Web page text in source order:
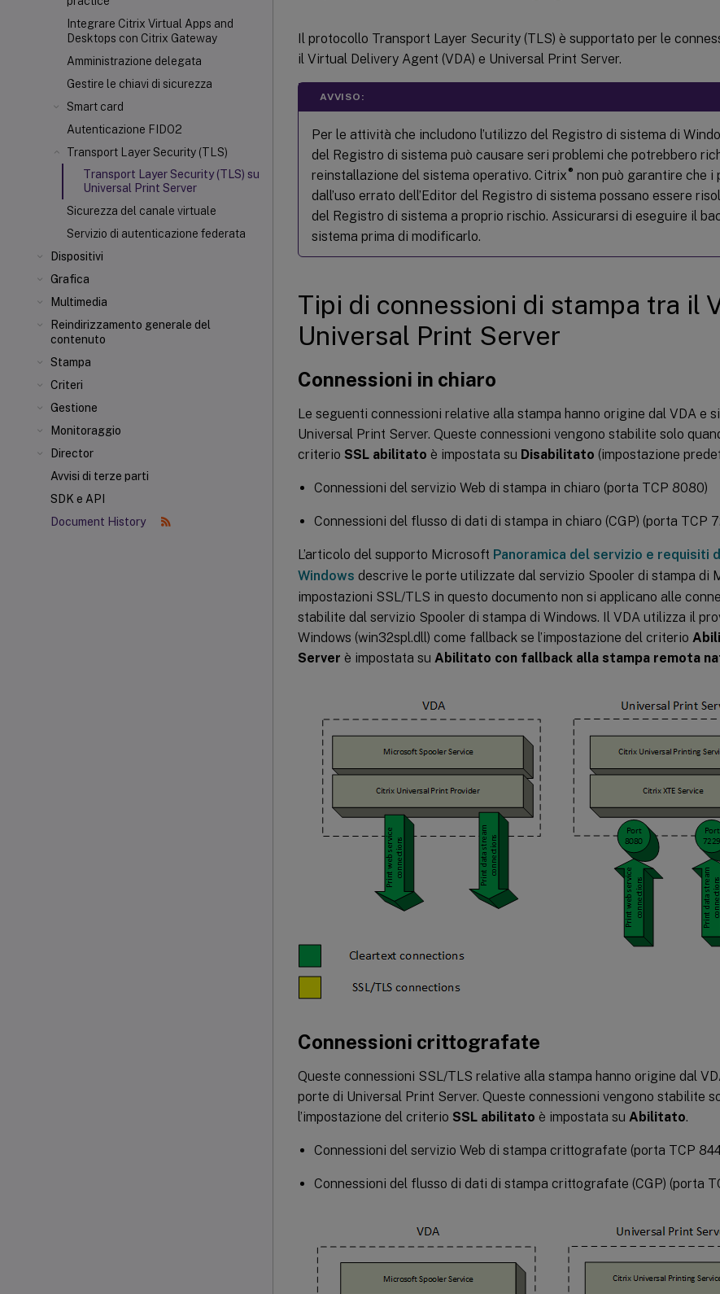
Integrare Citrix Virtual Apps and
Desktops con Citrix Gateway
Amministrazione delegata
Gestire le chiavi di sicurezza
Smart card
Autenticazione FIDO2
Transport Layer Security (TLS)
Transport Layer Security (TLS) su
Universal Print Server
Sicurezza del canale virtuale
Servizio di autenticazione federata
Dispositivi
Grafica
Multimedia
Reindirizzamento generale del
contenuto
Stampa
Criteri
Gestione
Monitoraggio
Director
Avvisi di terze parti
SDK e API
Document History
Il protocollo Transport Layer Security (TLS) è supportato per le
il Virtual Delivery Agent (VDA) e Universal Print Server.
AVVISO:
Per le attività che includono l’utilizzo del Registro di sistema di
del Registro di sistema può causare seri problemi che potrebbero
reinstallazione del sistema operativo. Citrix® non può garantire che i
dall’uso errato dell’Editor del Registro di sistema possano essere
del Registro di sistema a proprio rischio. Assicurarsi di eseguire il
sistema prima di modificarlo.
Tipi di connessioni di stampa tra il
Universal Print Server
Connessioni in chiaro
Le seguenti connessioni relative alla stampa hanno origine dal VDA e
Universal Print Server. Queste connessioni vengono stabilite solo
criterio SSL abilitato è impostata su Disabilitato (impostazione
Connessioni del servizio Web di stampa in chiaro (porta TCP 8080)
Connessioni del flusso di dati di stampa in chiaro (CGP) (porta TCP
L’articolo del supporto Microsoft Panoramica del servizio e requisiti
Windows descrive le porte utilizzate dal servizio Spooler di stampa di
impostazioni SSL/TLS in questo documento non si applicano alle
stabilite dal servizio Spooler di stampa di Windows. Il VDA utilizza il
Windows (win32spl.dll) come fallback se l’impostazione del criterio
Server è impostata su Abilitato con fallback alla stampa remota
Connessioni crittografate
Queste connessioni SSL/TLS relative alla stampa hanno origine dal
porte di Universal Print Server. Queste connessioni vengono stabilite
l’impostazione del criterio SSL abilitato è impostata su Abilitato.
Connessioni del servizio Web di stampa crittografate (porta TCP
Connessioni del flusso di dati di stampa crittografate (CGP) (porta